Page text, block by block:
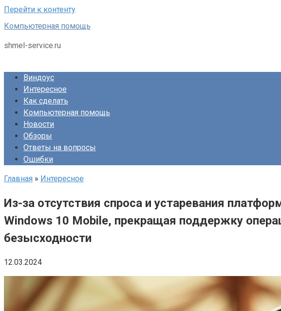
Перейти к контенту
Компьютерная помощь
shmel-service.ru
Виндоус
Интересное
Как сделать
Компьютерная помощь
Новости
Обзоры
Ответы на вопросы
Ошибки
Главная » Интересное
Из-за отсутствия спроса и устаревания
Windows 10 Mobile, прекращая поддержку
безысходности
12.03.2024